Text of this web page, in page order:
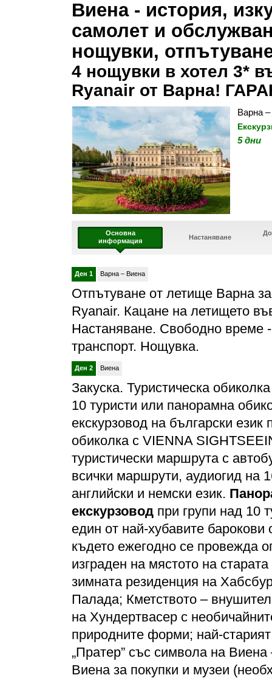
Виена - история,
самолет и
нощувки,
4 нощувки в хотел 3*
Ryanair от Варна!
Варна
5 дни
Основна
информация
Настаняване
Ден 1 Варна – Виена
Отпътуване от летище Варна
Ryanair. Кацане на летището
Настаняване. Свободно време
транспорт. Нощувка.
Ден 2 Виена
Закуска. Туристическа
10 туристи или панорамна
екскурзовод на български език
обиколка с VIENNA
туристически маршрута с
всички маршрути, aудиогид на
английски и немски език.
екскурзовод при групи над 10
един от най-хубавите
където ежегодно се провежда
изграден на мястото на
зимната резиденция на
Палада; Кметството –
на Хундертвасер с
природните форми; най-
„Пратер” със символа на
Виена за покупки и музеи